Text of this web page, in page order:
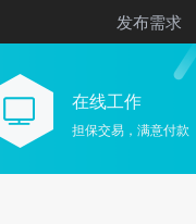
发布需求
在线工作
担保交易，满意付款